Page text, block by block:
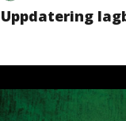
Uppdatering